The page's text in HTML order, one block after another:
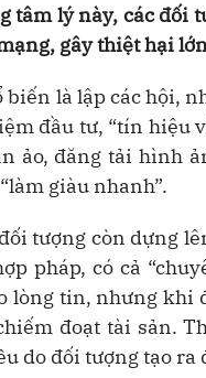
tâm lý này, các
gây thiệt hại
biến là lập các hội,
đầu tư, “tín hiệu
ảo, đăng tải hình
giàu nhanh”.
tượng còn dựng
pháp, có cả
lòng tin, nhưng khi
đoạt tài sản.
do đối tượng tạo